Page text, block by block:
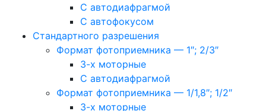
С автодиафрагмой
С автофокусом
Стандартного разрешения
Формат фотоприемника — 1″; 2/3″
3-х моторные
С автодиафрагмой
Формат фотоприемника — 1/1,8″; 1/2″
3-х моторные